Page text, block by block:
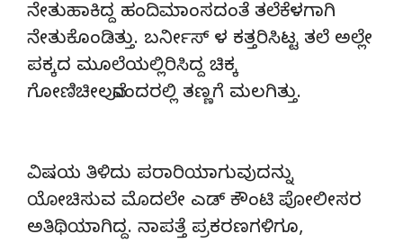
ನೇತುಹಾಕಿದ್ದ ಹಂದಿಮಾಂಸದಂತೆ ತಲೆಕೆಳಗಾಗಿ
ನೇತುಕೊಂಡಿತ್ತು. ಬರ್ನೀಸ್ ಳ ಕತ್ತರಿಸಿಟ್ಟ ತಲೆ ಅಲ್ಲೇ
ಪಕ್ಕದ ಮೂಲೆಯಲ್ಲಿರಿಸಿದ್ದ ಚಿಕ್ಕ
ಗೋಣಿಚೀಲವೊಂದರಲ್ಲಿ ತಣ್ಣಗೆ ಮಲಗಿತ್ತು.
ವಿಷಯ ತಿಳಿದು ಪರಾರಿಯಾಗುವುದನ್ನು
ಯೋಚಿಸುವ ಮೊದಲೇ ಎಡ್ ಕೌಂಟಿ ಪೋಲೀಸರ
ಅತಿಥಿಯಾಗಿದ್ದ. ನಾಪತ್ತೆ ಪ್ರಕರಣಗಳಿಗೂ,